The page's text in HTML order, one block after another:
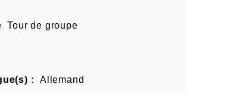
Tour de groupe
: Allemand